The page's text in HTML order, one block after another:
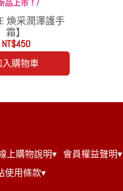
品上市！/
煥采潤澤護手
霜】
NT$450
入購物車
上購物說明▾ 會員權益聲明▾
使用條款▾